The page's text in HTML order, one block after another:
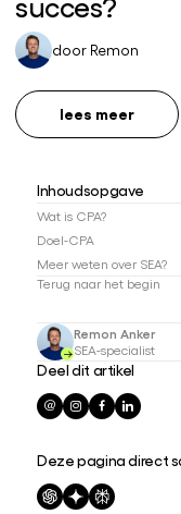
door Remon
lees meer
Inhoudsopgave
Wat is CPA?
Doel-CPA
Meer weten over SEA?
Terug naar het begin
Remon Anker
SEA-specialist
Deel dit artikel
Deze pagina direct